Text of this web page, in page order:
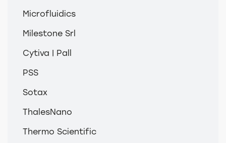
Microfluidics
Milestone Srl
Cytiva | Pall
PSS
Sotax
ThalesNano
Thermo Scientific